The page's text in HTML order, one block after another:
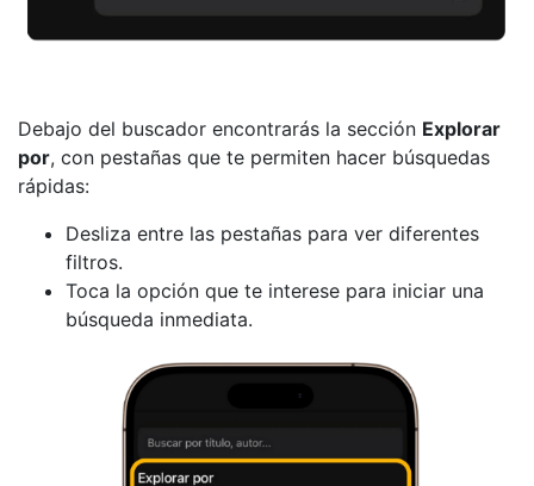
Debajo del buscador encontrarás la sección Explorar
por, con pestañas que te permiten hacer búsquedas
rápidas:
Desliza entre las pestañas para ver diferentes
filtros.
Toca la opción que te interese para iniciar una
búsqueda inmediata.